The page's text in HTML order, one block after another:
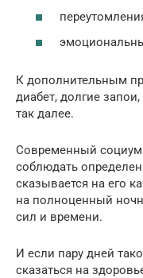
К дополнительным
диабет, долгие
так далее.
Современный социум
соблюдать
сказывается на его
на полноценный
сил и времени.
И если пару дней
сказаться на